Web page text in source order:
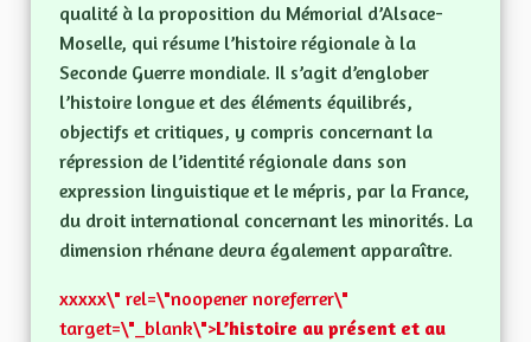
qualité à la proposition du Mémorial d’Alsace-
Moselle, qui résume l’histoire régionale à la
Seconde Guerre mondiale. Il s’agit d’englober
l’histoire longue et des éléments équilibrés,
objectifs et critiques, y compris concernant la
répression de l’identité régionale dans son
expression linguistique et le mépris, par la France,
du droit international concernant les minorités. La
dimension rhénane devra également apparaître.
xxxxx\" rel=\"noopener noreferrer\"
target=\"_blank\">L’histoire au présent et au